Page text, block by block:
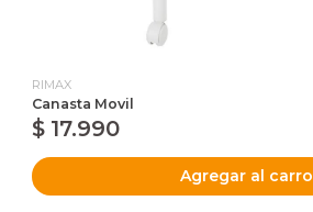
RIMAX
Canasta Movil
$ 17.990
Agregar al carro